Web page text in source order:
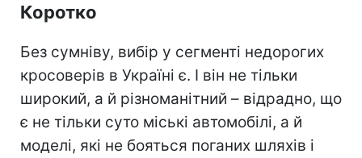
Коротко
Без сумніву, вибір у сегменті недорогих
кросоверів в Україні є. І він не тільки
широкий, а й різноманітний – відрадно, що
є не тільки суто міські автомобілі, а й
моделі, які не бояться поганих шляхів і